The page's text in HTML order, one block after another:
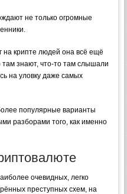
не только огромные
на крипте людей она всё ещё
там знают, что-то там слышали
на уловку даже самых
популярные варианты
разборами того, как именно
очевидных, легко
преступных схем, на